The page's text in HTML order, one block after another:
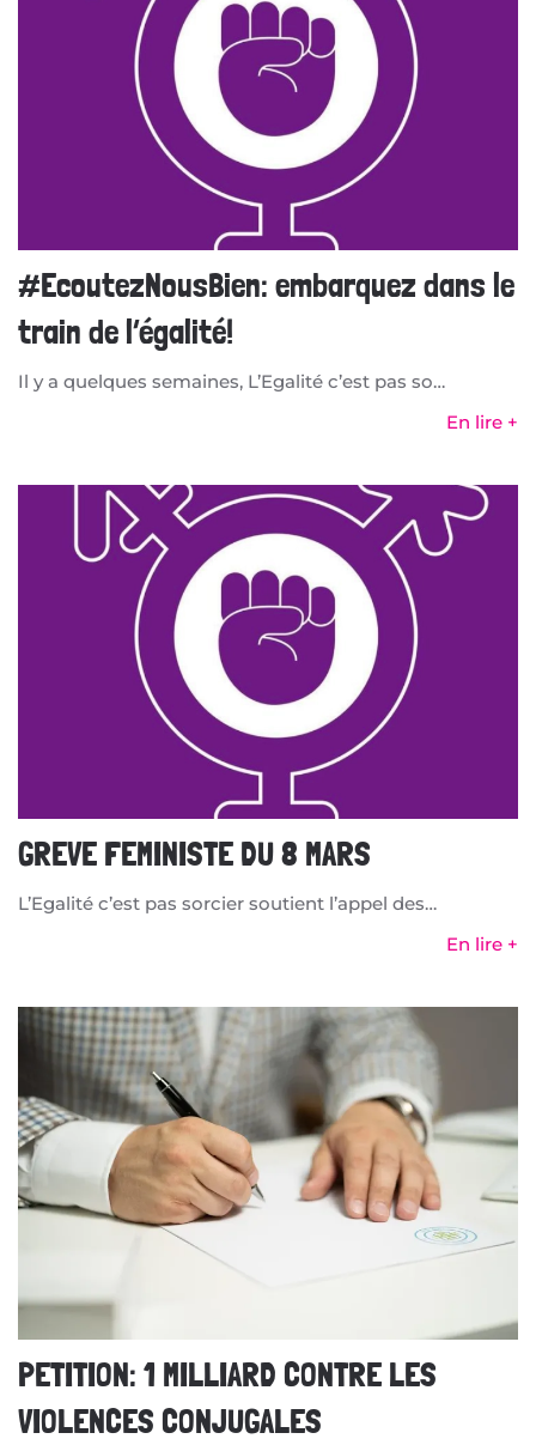
#EcoutezNousBien: embarquez dans le
train de l’égalité!
Il y a quelques semaines, L’Egalité c’est pas so…
En lire +
GREVE FEMINISTE DU 8 MARS
L’Egalité c’est pas sorcier soutient l’appel des…
En lire +
PETITION: 1 MILLIARD CONTRE LES
VIOLENCES CONJUGALES